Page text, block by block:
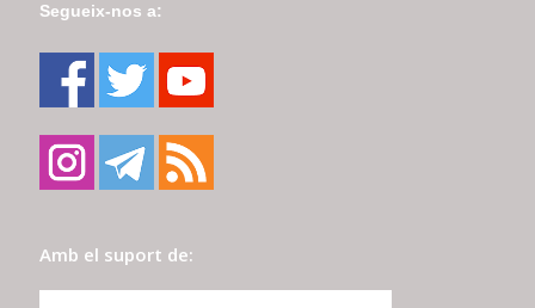
Segueix-nos a:
Amb el suport de: